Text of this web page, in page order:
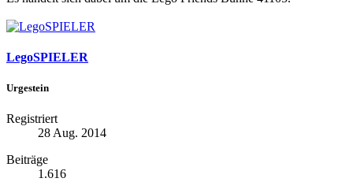
LegoSPIELER
Urgestein
Registriert
28 Aug. 2014
Beiträge
1.616